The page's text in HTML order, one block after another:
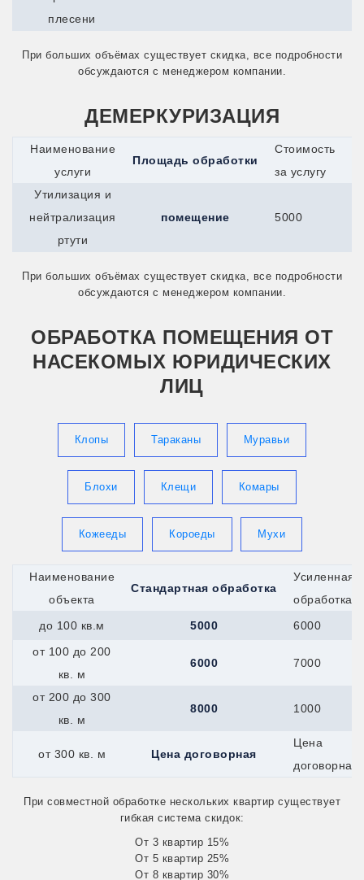
Серпухов
Сим
Старая Купавна
Сыктывкар
Тихвин
Торопец
Тосно
Балей
Абакан
Артём
Балашов
Арсеньев
Балтийск
Верея
Белоусово
Белореченск
Братск
Гай
Гусев
Гагарин
Всеволожск
Вятские-Поляны
Георгиевск
Гурьевск
Елец
Дрезна
Горняк
Канск
Железноводск
Каспийск
Катайск
Касли
Кушва
Кызыл
плесени
При больших объёмах существует скидка, все подробности
обсуждаются с менеджером компании.
ДЕМЕРКУРИЗАЦИЯ
Наименование
услуги
Площадь обработки
Стоимость
за услугу
Утилизация и
нейтрализация
ртути
помещение 5000
При больших объёмах существует скидка, все подробности
обсуждаются с менеджером компании.
ОБРАБОТКА ПОМЕЩЕНИЯ ОТ
НАСЕКОМЫХ ЮРИДИЧЕСКИХ
ЛИЦ
Клопы Тараканы Муравьи
Блохи Клещи Комары
Кожееды Короеды Мухи
Наименование
объекта
Стандартная обработка
Усиленная
обработка
до 100 кв.м
5000
6000
от 100 до 200
кв. м
6000 7000
от 200 до 300
кв. м
8000 1000
от 300 кв. м Цена договорная
Цена
договорная
При совместной обработке нескольких квартир существует
гибкая система скидок:
От 3 квартир 15%
От 5 квартир 25%
От 8 квартир 30%